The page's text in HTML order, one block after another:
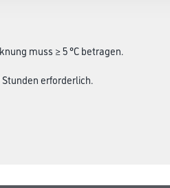
muss ≥ 5 °C betragen.
erforderlich.